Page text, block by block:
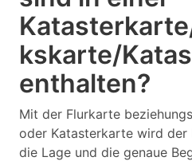
kskarte/
enthalten?
Mit der Flurkarte
oder Katasterkarte wird der
die Lage und die genaue